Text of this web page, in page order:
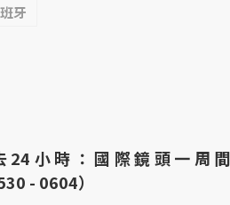
牙
24小時：國際鏡頭一周間
- 0604）